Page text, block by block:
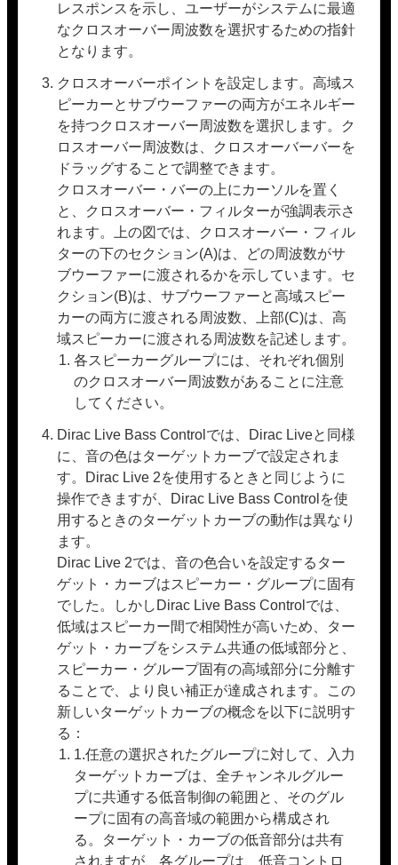
レスポンスを示し、ユーザーがシステムに最適
なクロスオーバー周波数を選択するための指針
となります。
クロスオーバーポイントを設定します。高域ス
ピーカーとサブウーファーの両方がエネルギー
を持つクロスオーバー周波数を選択します。ク
ロスオーバー周波数は、クロスオーバーバーを
ドラッグすることで調整できます。
クロスオーバー・バーの上にカーソルを置く
と、クロスオーバー・フィルターが強調表示さ
れます。上の図では、クロスオーバー・フィル
ターの下のセクション(A)は、どの周波数がサ
ブウーファーに渡されるかを示しています。セ
クション(B)は、サブウーファーと高域スピー
カーの両方に渡される周波数、上部(C)は、高
域スピーカーに渡される周波数を記述します。
各スピーカーグループには、それぞれ個別
のクロスオーバー周波数があることに注意
してください。
Dirac Live Bass Controlでは、Dirac Liveと同様
に、音の色はターゲットカーブで設定されま
す。Dirac Live 2を使用するときと同じように
操作できますが、Dirac Live Bass Controlを使
用するときのターゲットカーブの動作は異なり
ます。
Dirac Live 2では、音の色合いを設定するター
ゲット・カーブはスピーカー・グループに固有
でした。しかしDirac Live Bass Controlでは、
低域はスピーカー間で相関性が高いため、ター
ゲット・カーブをシステム共通の低域部分と、
スピーカー・グループ固有の高域部分に分離す
ることで、より良い補正が達成されます。この
新しいターゲットカーブの概念を以下に説明す
る：
1.任意の選択されたグループに対して、入力
ターゲットカーブは、全チャンネルグルー
プに共通する低音制御の範囲と、そのグル
ープに固有の高音域の範囲から構成され
る。ターゲット・カーブの低音部分は共有
されますが、各グループは、低音コントロ